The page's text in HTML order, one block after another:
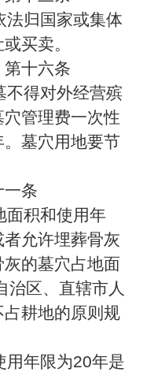
归国家或集体
买卖。
十六条
得对外经营殡
管理费一次性
墓穴用地要节
一条
积和使用年
允许埋葬骨灰
的墓穴占地面
治区、直辖市人
耕地的原则规
年限为20年是